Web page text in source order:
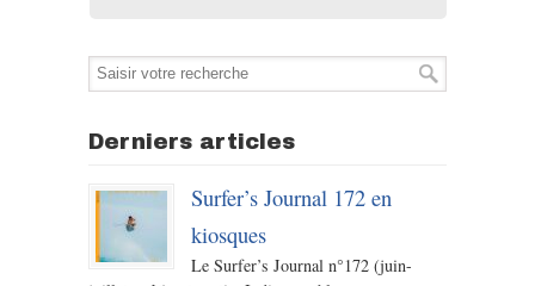
Derniers articles
Surfer’s Journal 172 en
kiosques
Le Surfer’s Journal n°172 (juin-